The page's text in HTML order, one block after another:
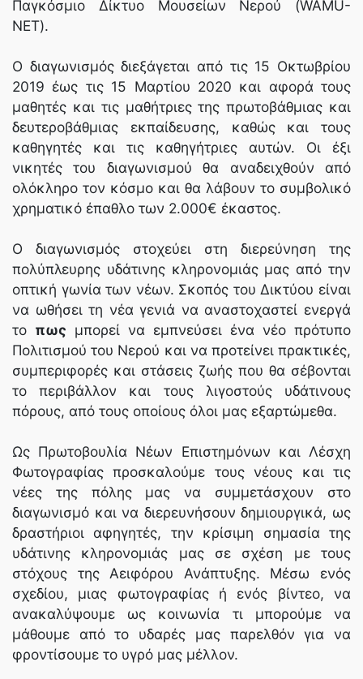
Παγκόσμιο Δίκτυο Μουσείων Νερού (WAMU-
NET).
Ο διαγωνισμός διεξάγεται από τις 15 Οκτωβρίου
2019 έως τις 15 Μαρτίου 2020 και αφορά τους
μαθητές και τις μαθήτριες της πρωτοβάθμιας και
δευτεροβάθμιας εκπαίδευσης, καθώς και τους
καθηγητές και τις καθηγήτριες αυτών. Οι έξι
νικητές του διαγωνισμού θα αναδειχθούν από
ολόκληρο τον κόσμο και θα λάβουν το συμβολικό
χρηματικό έπαθλο των 2.000€ έκαστος.
Ο διαγωνισμός στοχεύει στη διερεύνηση της
πολύπλευρης υδάτινης κληρονομιάς μας από την
οπτική γωνία των νέων. Σκοπός του Δικτύου είναι
να ωθήσει τη νέα γενιά να αναστοχαστεί ενεργά
το πως μπορεί να εμπνεύσει ένα νέο πρότυπο
Πολιτισμού του Νερού και να προτείνει πρακτικές,
συμπεριφορές και στάσεις ζωής που θα σέβονται
το περιβάλλον και τους λιγοστούς υδάτινους
πόρους, από τους οποίους όλοι μας εξαρτώμεθα.
Ως Πρωτοβουλία Νέων Επιστημόνων και Λέσχη
Φωτογραφίας προσκαλούμε τους νέους και τις
νέες της πόλης μας να συμμετάσχουν στο
διαγωνισμό και να διερευνήσουν δημιουργικά, ως
δραστήριοι αφηγητές, την κρίσιμη σημασία της
υδάτινης κληρονομιάς μας σε σχέση με τους
στόχους της Αειφόρου Ανάπτυξης. Μέσω ενός
σχεδίου, μιας φωτογραφίας ή ενός βίντεο, να
ανακαλύψουμε ως κοινωνία τι μπορούμε να
μάθουμε από το υδαρές μας παρελθόν για να
φροντίσουμε το υγρό μας μέλλον.